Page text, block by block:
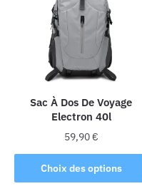
Sac À Dos De Voyage
Electron 40l
59,90€
Choix des options
Ce
produit